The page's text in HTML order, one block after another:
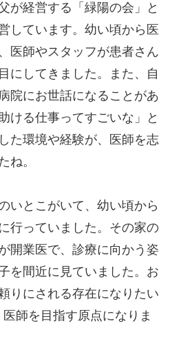
が経営する「緑陽の会」と
しています。幼い頃から医
医師やスタッフが患者さん
にしてきました。また、自
院にお世話になることがあ
ける仕事ってすごいな」と
た環境や経験が、医師を志
ね。
いとこがいて、幼い頃から
行っていました。その家の
開業医で、診療に向かう姿
を間近に見ていました。お
りにされる存在になりたい
師を目指す原点になりま